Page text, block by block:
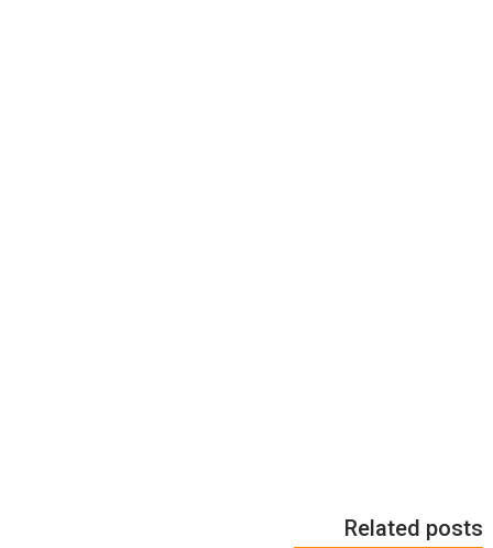
Related posts